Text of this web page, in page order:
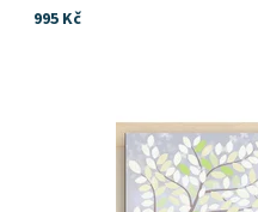
995 Kč